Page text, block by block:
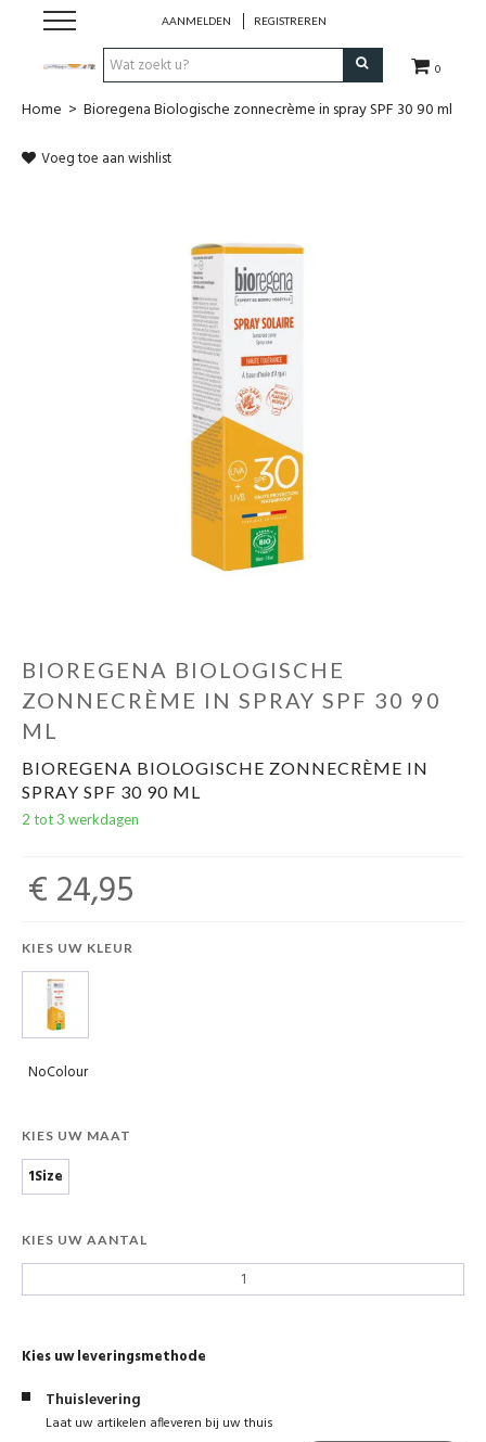
0
AANMELDEN REGISTREREN
Hulp bij
Home > Bioregena Biologische zonnecrème in spray SPF 30 90 ml
Voeg toe aan wishlist
BIOREGENA BIOLOGISCHE
ZONNECRÈME IN SPRAY SPF 30 90
ML
BIOREGENA BIOLOGISCHE ZONNECRÈME IN
SPRAY SPF 30 90 ML
2 tot 3 werkdagen
€ 24,95
KIES UW KLEUR
NoColour
KIES UW MAAT
1Size
KIES UW AANTAL
Kies uw leveringsmethode
Thuislevering
Laat uw artikelen afleveren bij uw thuis